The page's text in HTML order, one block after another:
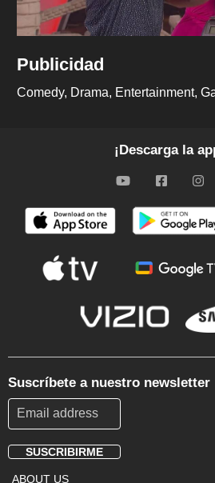
Publicidad
Comedy Drama Entertainment
¡Descarga la
Suscríbete a nuestro newsletter
SUSCRIBIRME
ABOUT US